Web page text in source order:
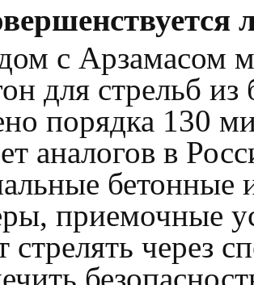
с Арзамасом
для стрельб
порядка 130
аналогов в
бетонные
приемочные
стрелять через